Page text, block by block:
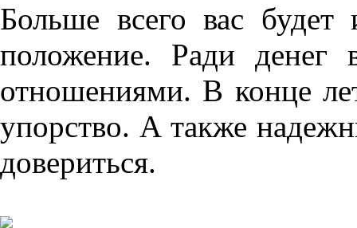
Больше всего вас будет
положение. Ради денег
отношениями. В конце
упорство. А также
довериться.